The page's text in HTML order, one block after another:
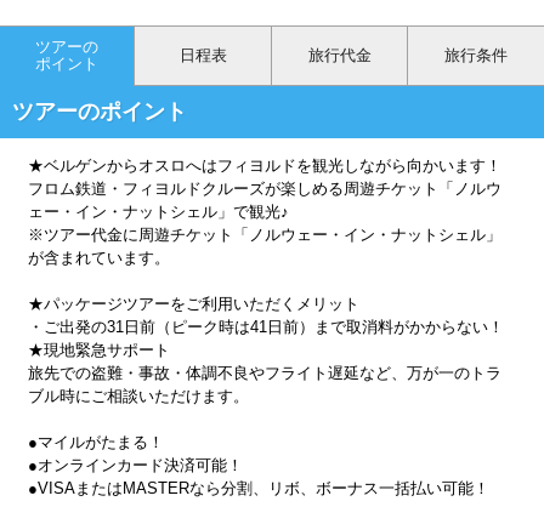
ツアーの
ポイント
日程表 旅行代金 旅行条件
ツアーのポイント
★ベルゲンからオスロへはフィヨルドを観光しながら向かいます！
フロム鉄道・フィヨルドクルーズが楽しめる周遊チケット「ノルウ
ェー・イン・ナットシェル」で観光♪
※ツアー代金に周遊チケット「ノルウェー・イン・ナットシェル」
が含まれています。
★パッケージツアーをご利用いただくメリット
・ご出発の31日前（ピーク時は41日前）まで取消料がかからない！
★現地緊急サポート
旅先での盗難・事故・体調不良やフライト遅延など、万が一のトラ
ブル時にご相談いただけます。
●マイルがたまる！
●オンラインカード決済可能！
●VISAまたはMASTERなら分割、リボ、ボーナス一括払い可能！